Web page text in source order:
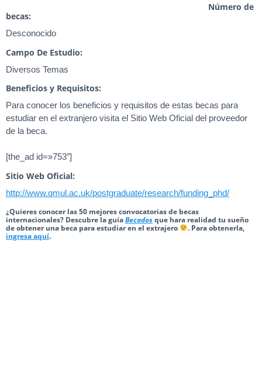
Número de
becas:
Desconocido
Campo De Estudio:
Diversos Temas
Beneficios y Requisitos:
Para conocer los beneficios y requisitos de estas becas para
estudiar en el extranjero visita el Sitio Web Oficial del proveedor
de la beca.
[the_ad id=»753″]
Sitio Web Oficial:
http://www.qmul.ac.uk/postgraduate/research/funding_phd/
¿Quieres conocer las 50 mejores convocatorias de becas
internacionales? Descubre la guíaBecadosque hara realidad tu sueño
de obtener una beca para estudiar en el extrajero
. Para obtenerla,
ingresa aquí.